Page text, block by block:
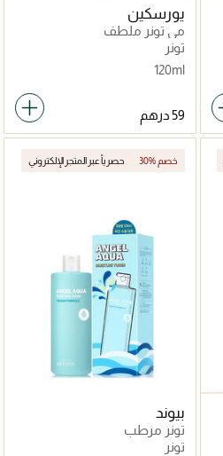
يورسكين
مي تونر ملطف
تونر
120ml
30% خصم حصرياً عبر المتجر الإلكتروني
بيوند
تونر مرطب
تونر